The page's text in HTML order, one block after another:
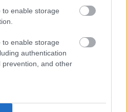
to enable storage
to enable storage
authentication
and other
(Timcsik, 72.), Zabarnij,
(Brazsko, 62.),
– Cihankov (Jarmolenko,
83.), Mudrik – Dovbik